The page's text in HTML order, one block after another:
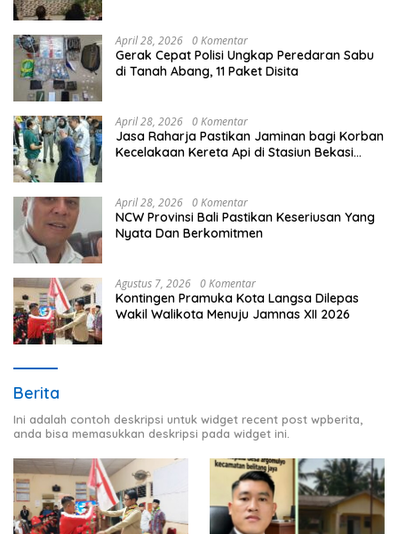
April 28, 2026 0 Komentar
Gerak Cepat Polisi Ungkap Peredaran Sabu
di Tanah Abang, 11 Paket Disita
April 28, 2026 0 Komentar
Jasa Raharja Pastikan Jaminan bagi Korban
Kecelakaan Kereta Api di Stasiun Bekasi
April 28, 2026 0 Komentar
NCW Provinsi Bali Pastikan Keseriusan Yang
Nyata Dan Berkomitmen
Agustus 7, 2026 0 Komentar
Kontingen Pramuka Kota Langsa Dilepas
Wakil Walikota Menuju Jamnas XII 2026
Berita
Ini adalah contoh deskripsi untuk widget recent post wpberita,
anda bisa memasukkan deskripsi pada widget ini.